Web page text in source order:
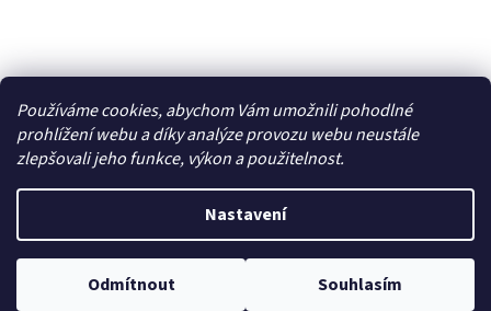
Používáme cookies, abychom Vám umožnili pohodlné
prohlížení webu a díky analýze provozu webu neustále
zlepšovali jeho funkce, výkon a použitelnost.
Nastavení
Odmítnout Souhlasím
Copyright 2026Epřístroje.cz. Všechna práva vyhrazena.Upravit